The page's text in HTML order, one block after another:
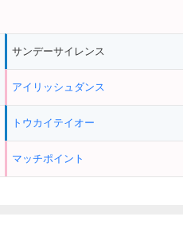
サンデーサイレンス
アイリッシュダンス
トウカイテイオー
マッチポイント